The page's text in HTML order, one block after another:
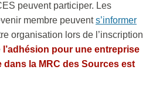
peuvent participer. Les
membre peuvents’informer
organisation lors de l’inscription
l’adhésion pour une entreprise
dans la MRC des Sources est